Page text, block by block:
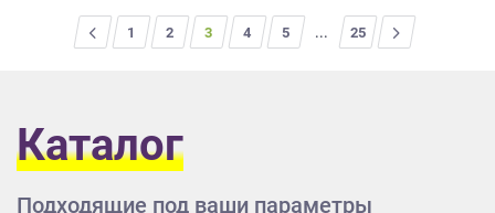
1 2 3 4 5 ... 25
>
Каталог
Подходящие под ваши параметры